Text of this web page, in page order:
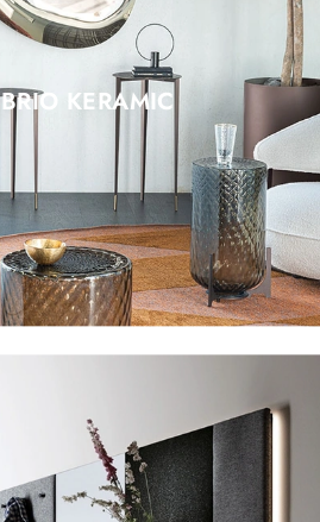
BRIO KERAMIC